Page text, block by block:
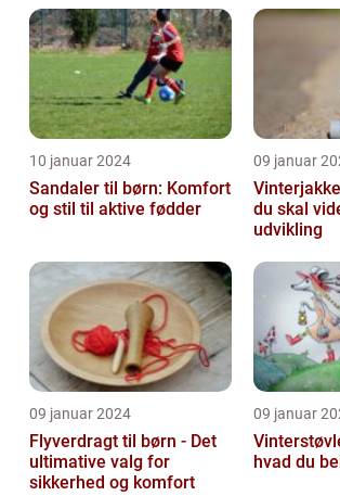
10 januar 2024
Sandaler til børn: Komfort
og stil til aktive fødder
09 januar
du skal
udvikling
09 januar 2024
Flyverdragt til børn - Det
ultimative valg for
sikkerhed og komfort
09 januar
hvad du